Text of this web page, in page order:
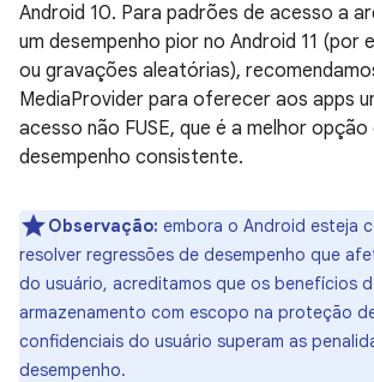
Android 10. Para padrões de acesso a
um desempenho pior no Android 11 (por
ou gravações aleatórias),
MediaProvider para oferecer aos apps
acesso não FUSE, que é a melhor opção
desempenho consistente.
Observação: embora o Android esteja
resolver regressões de desempenho que
do usuário, acreditamos que os benefícios
armazenamento com escopo na proteção
confidenciais do usuário superam as
desempenho.